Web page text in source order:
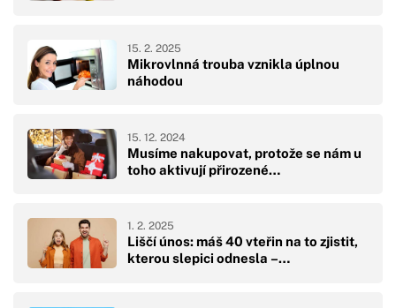
Mikrovlnná trouba vznikla úplnou
náhodou
15. 2. 2025
Musíme nakupovat, protože se nám u
toho aktivují přirozené…
15. 12. 2024
Liščí únos: máš 40 vteřin na to zjistit,
kterou slepici odnesla –…
1. 2. 2025